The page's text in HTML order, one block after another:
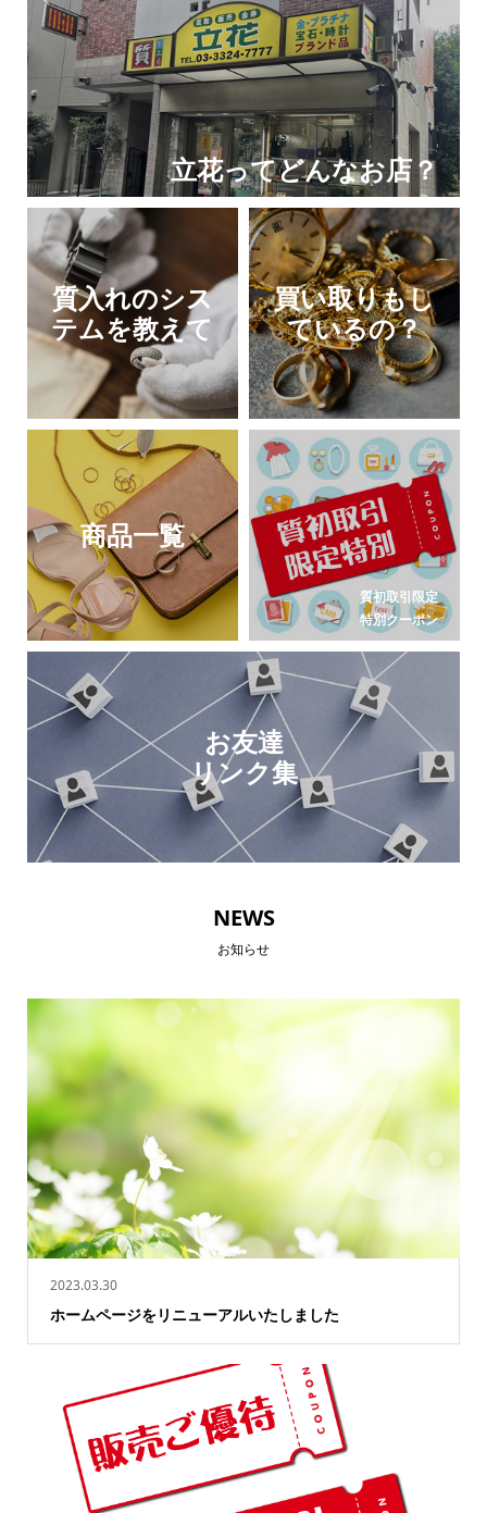
立花ってどんなお店？
質入れのシス
テムを教えて
買い取りもし
ているの？
商品一覧
質初取引限定
特別クーポン
お友達
リンク集
NEWS
お知らせ
2023.03.30
ホームページをリニューアルいたしました